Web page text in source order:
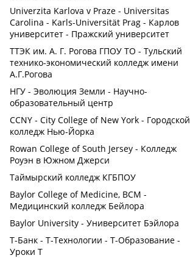
Univerzita Karlova v Praze - Universitas
Carolina - Karls-Universität Prag - Карлов
университет - Пражский университет
ТТЭК им. А. Г. Рогова ГПОУ ТО - Тульский
технико-экономический колледж имени
А.Г.Рогова
НГУ - Эволюция Земли - Научно-
образовательный центр
CCNY - City College of New York - Городской
колледж Нью-Йорка
Rowan College of South Jersey - Колледж
Роуэн в Южном Джерси
Таймырский колледж КГБПОУ
Baylor College of Medicine, BCM -
Медицинский колледж Бейлора
Baylor University - Университет Бэйлора
Т-Банк - Т-Технологии - Т-Образование -
Уроки Т